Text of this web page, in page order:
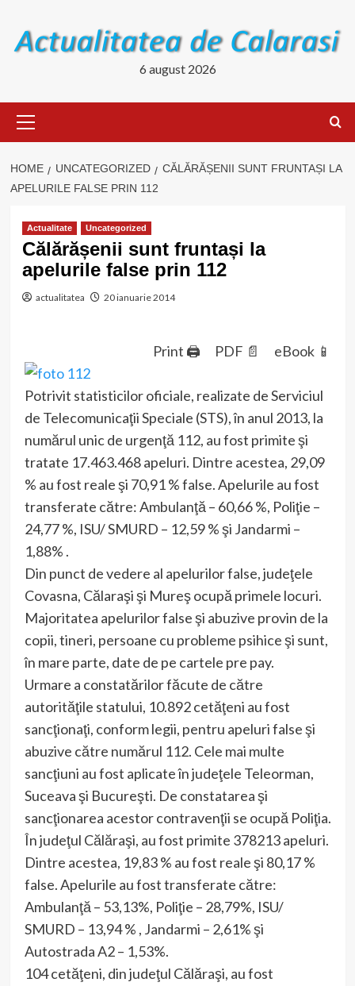
content
6 august 2026
Menu
HOME UNCATEGORIZED
CĂLĂRĂȘENII SUNT FRUNTAȘI LA
APELURILE FALSE PRIN 112
Actualitate Uncategorized
Călărășenii sunt fruntași la
apelurile false prin 112
actualitatea 20 ianuarie 2014
Print 🖨 PDF 📄 eBook 📱
Potrivit statisticilor oficiale, realizate de Serviciul
de Telecomunicaţii Speciale (STS), în anul 2013, la
numărul unic de urgenţă 112, au fost primite şi
tratate 17.463.468 apeluri. Dintre acestea, 29,09
% au fost reale şi 70,91 % false. Apelurile au fost
transferate către: Ambulanţă – 60,66 %, Poliţie –
24,77 %, ISU/ SMURD – 12,59 % şi Jandarmi –
1,88% .
Din punct de vedere al apelurilor false, judeţele
Covasna, Călaraşi şi Mureş ocupă primele locuri.
Majoritatea apelurilor false şi abuzive provin de la
copii, tineri, persoane cu probleme psihice şi sunt,
în mare parte, date de pe cartele pre pay.
Urmare a constatărilor făcute de către
autorităţile statului, 10.892 cetăţeni au fost
sancţionaţi, conform legii, pentru apeluri false şi
abuzive către numărul 112. Cele mai multe
sancţiuni au fost aplicate în judeţele Teleorman,
Suceava şi Bucureşti. De constatarea şi
sancţionarea acestor contravenţii se ocupă Poliţia.
În judeţul Călăraşi, au fost primite 378213 apeluri.
Dintre acestea, 19,83 % au fost reale şi 80,17 %
false. Apelurile au fost transferate către:
Ambulanţă – 53,13%, Poliţie – 28,79%, ISU/
SMURD – 13,94 % , Jandarmi – 2,61% şi
Autostrada A2 – 1,53%.
104 cetăţeni, din judeţul Călăraşi, au fost